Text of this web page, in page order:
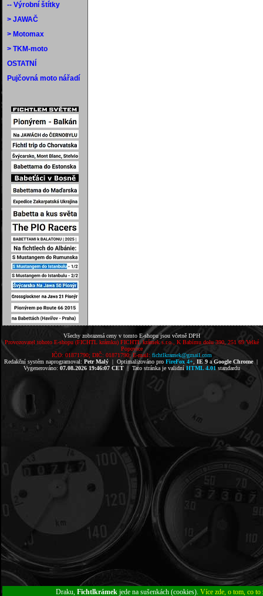
-- Výrobní štítky
> JAWAČ
> Motomax
> TKM-moto
OSTATNÍ
Pujčovná moto nářadí
Všechy zobrazená ceny v tomto E-shopu jsou včetně DPH
Provozovatel tohoto E-shopu (FICHTL krámku) FICHTL krámek s.r.o., K Babímu dolu 390, 251 69 Velké
Popovice
IČO: 01871790; DIČ: 01871790; E-mail: fichtlkramek@gmail.com
Redakční systém naprogramoval: Petr Malý| Optimalizováno pro FireFox 4+, IE 9a Google Chrome|
Vygenerováno: 07.08.2026 19:46:07 CET| Tato stránka je validní HTML 4.01 standardu
Draku, Fichtlkrámek jede na sušenkách (cookies). Více zde, o tom, co to